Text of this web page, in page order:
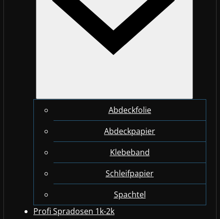
Abdeckfolie
Abdeckpapier
Klebeband
Schleifpapier
Spachtel
Profi Spradosen 1k-2k